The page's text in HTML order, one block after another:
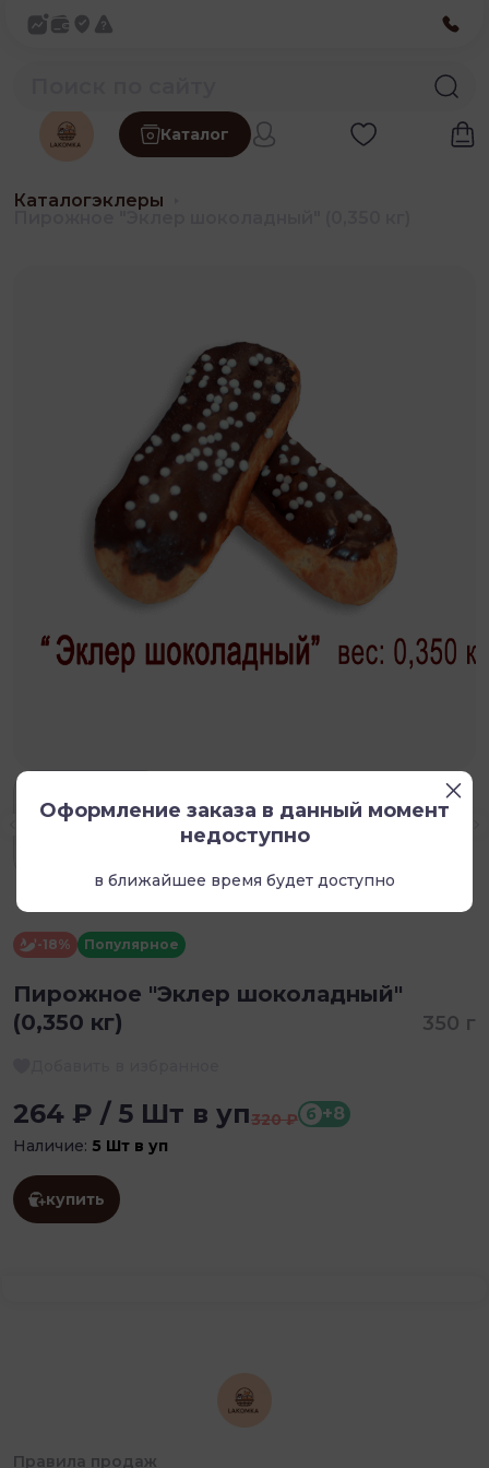
Каталог
Каталогэклеры
-18% Популярное
Пирожное "Эклер шоколадный"
(0,350 кг)
350 г
264 ₽ / 5 Шт в уп320 ₽ б +8
Наличие: 5 Шт в уп
купить
Правила продаж
Оформление заказа в данный момент
недоступно
в ближайшее время будет доступно